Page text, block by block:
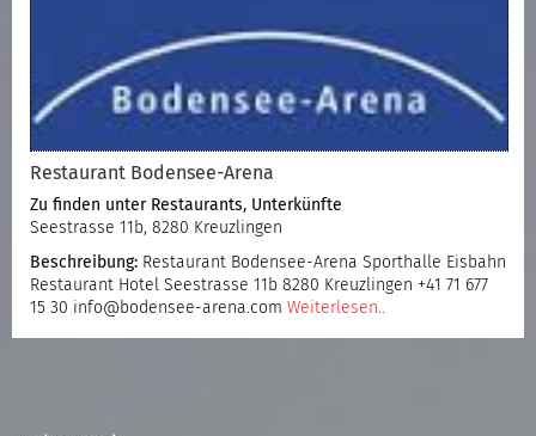
Restaurant Bodensee-Arena
Zu finden unter Restaurants, Unterkünfte
Seestrasse 11b, 8280 Kreuzlingen
Beschreibung: Restaurant Bodensee-Arena Sporthalle Eisbahn
Restaurant Hotel Seestrasse 11b 8280 Kreuzlingen +41 71 677
15 30 info@bodensee-arena.com Weiterlesen..